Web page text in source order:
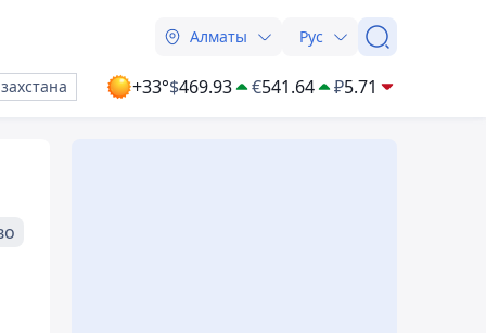
Алматы Рус
+33°$469.93 €541.64 ₽5.71